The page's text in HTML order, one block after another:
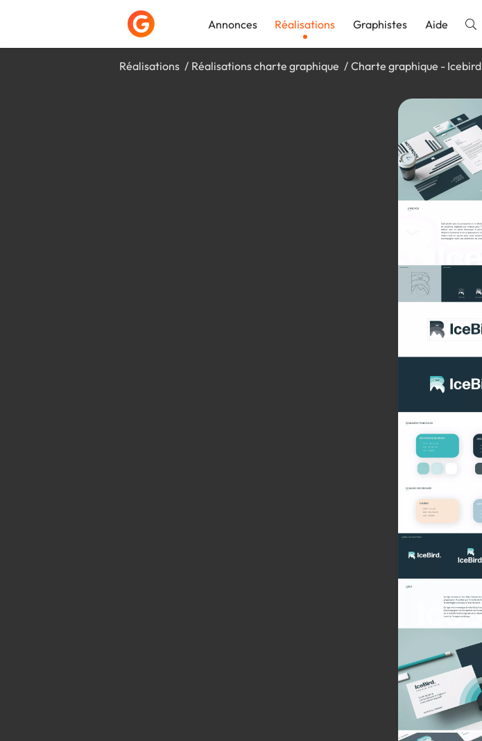
Annonces Réalisations Graphistes Aide
Réalisations Réalisations charte graphique Charte graphique - Icebird